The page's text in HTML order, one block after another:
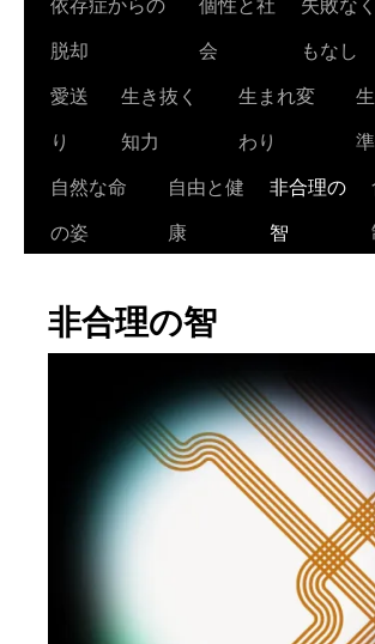
ツ
キ
プ
脱却
会
もなし
愛送
り
生き抜く
知力
生まれ変
わり
自然な命
の姿
自由と健
康
非合理の
智
非合理の智